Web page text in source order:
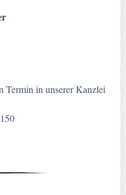
Termin in unserer Kanzlei